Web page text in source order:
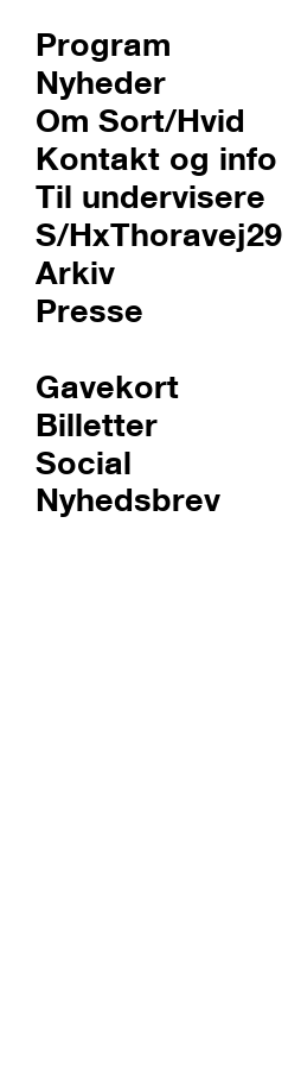
Program
Nyheder
Om Sort/Hvid
Kontakt og info
Til undervisere
S/HxThoravej29
Arkiv
Presse
Gavekort
Billetter
Social
Nyhedsbrev